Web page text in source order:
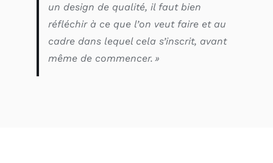
un design de qualité, il faut bien
réfléchir à ce que l’on veut faire et au
cadre dans lequel cela s’inscrit, avant
même de commencer. »